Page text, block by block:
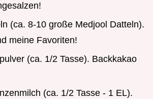
(ca. 8-10 große Medjool Datteln).
meine Favoriten!
(ca. 1/2 Tasse). Backkakao
(ca. 1/2 Tasse - 1 EL).